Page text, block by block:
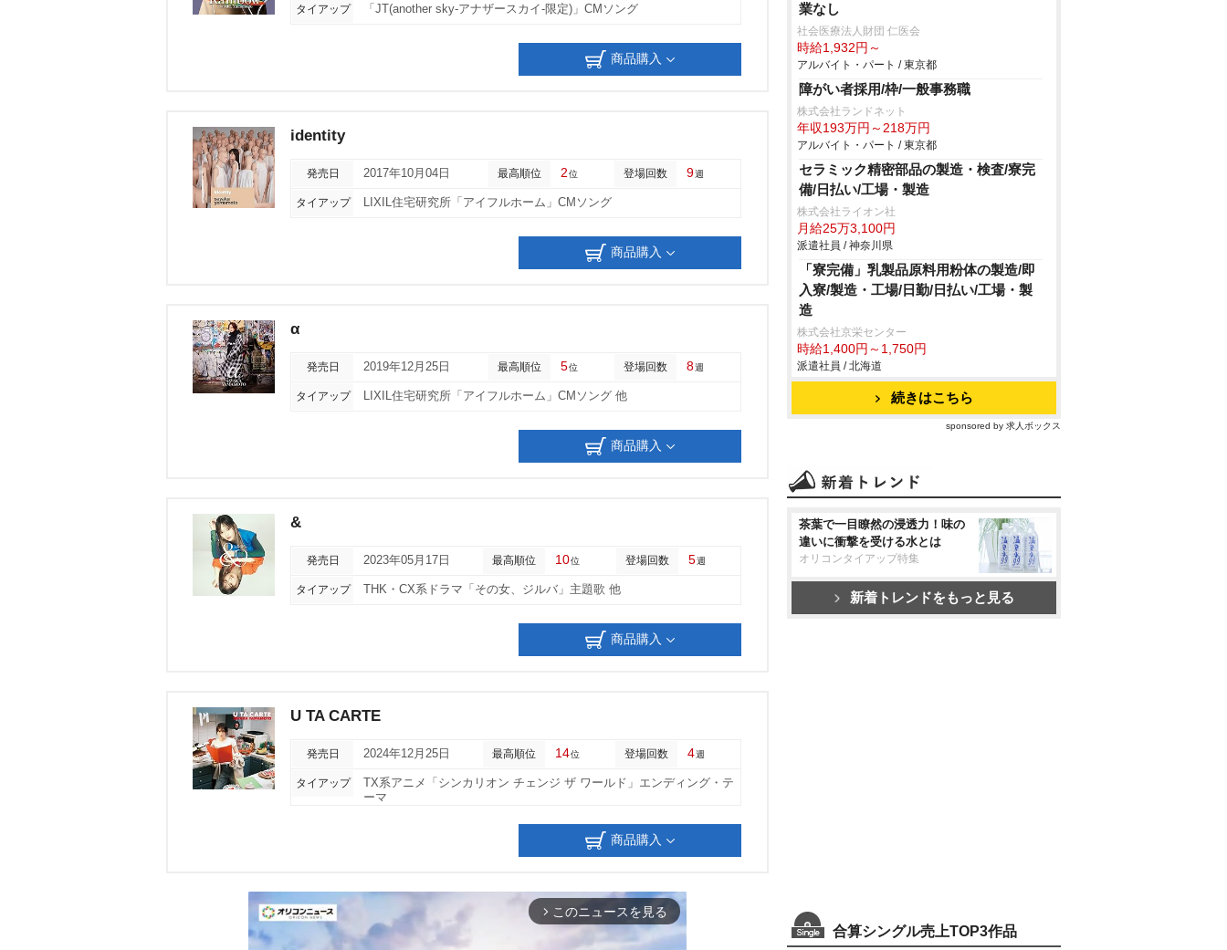
タイアップ 「JT(another sky-アナザースカイ-限定)」CMソング
商品購入
identity
発売日 2017年10月04日 最高順位 2位 登場回数 9週
タイアップ LIXIL住宅研究所「アイフルホーム」CMソング
商品購入
α
発売日 2019年12月25日 最高順位 5位 登場回数 8週
タイアップ LIXIL住宅研究所「アイフルホーム」CMソング 他
商品購入
&
発売日 2023年05月17日 最高順位 10位 登場回数 5週
タイアップ THK・CX系ドラマ「その女、ジルバ」主題歌 他
商品購入
U TA CARTE
発売日 2024年12月25日 最高順位 14位 登場回数 4週
タイアップ
TX系アニメ「シンカリオン チェンジ ザ ワールド」エンディング・テ
ーマ
商品購入
arrow_forward_ios このニュースを見る
業なし
社会医療法人財団 仁医会
時給1,932円～
アルバイト・パート / 東京都
障がい者採用/枠/一般事務職
株式会社ランドネット
年収193万円～218万円
アルバイト・パート / 東京都
セラミック精密部品の製造・検査/寮完
備/日払い/工場・製造
株式会社ライオン社
月給25万3,100円
派遣社員 / 神奈川県
「寮完備」乳製品原料用粉体の製造/即
入寮/製造・工場/日勤/日払い/工場・製
造
株式会社京栄センター
時給1,400円～1,750円
派遣社員 / 北海道
続きはこちら
sponsored by 求人ボックス
茶葉で一目瞭然の浸透力！味の
違いに衝撃を受ける水とは
オリコンタイアップ特集
新着トレンドをもっと見る
合算シングル売上TOP3作品